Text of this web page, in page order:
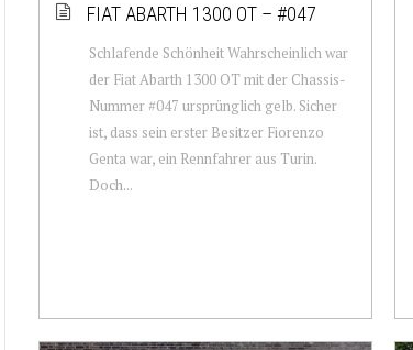
FIAT ABARTH 1300 OT – #047
Schlafende Schönheit Wahrscheinlich war
der Fiat Abarth 1300 OT mit der Chassis-
Nummer #047 ursprünglich gelb. Sicher
ist, dass sein erster Besitzer Fiorenzo
Genta war, ein Rennfahrer aus Turin.
Doch...